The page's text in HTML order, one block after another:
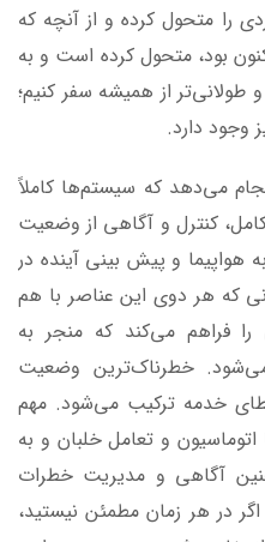
را متحول کرده و از آنچه که
بود، متحول کرده است و به
از همیشه سفر کنیم؛
وجود دارد.
می‌دهد که سیستم‌ها کاملاً
کنترل و آگاهی از وضعیت
هواپیما و پیش بینی آینده در
که هر دوی این عناصر با هم
را فراهم می‌کند که منجر به
می‌شود. خطرناک‌ترین وضعیت
خدمه ترکیب می‌شود. مهم
و تعامل خلبان و به
آگاهی و مدیریت خطرات
در هر زمان مطمئن نیستید،